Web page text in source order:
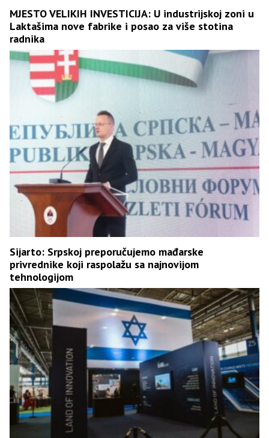
MJESTO VELIKIH INVESTICIJA: U industrijskoj zoni u
Laktašima nove fabrike i posao za više stotina
radnika
Sijarto: Srpskoj preporučujemo mađarske
privrednike koji raspolažu sa najnovijom
tehnologijom